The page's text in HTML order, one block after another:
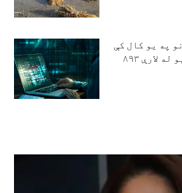
په یو کال کې
د مصنوعي ځیرکتیا د درغلیو له لارې ۸۹۳